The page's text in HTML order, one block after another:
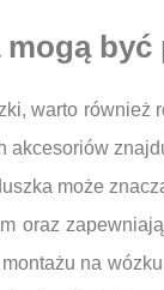
mogą
warto również
akcesoriów
może
oraz
na